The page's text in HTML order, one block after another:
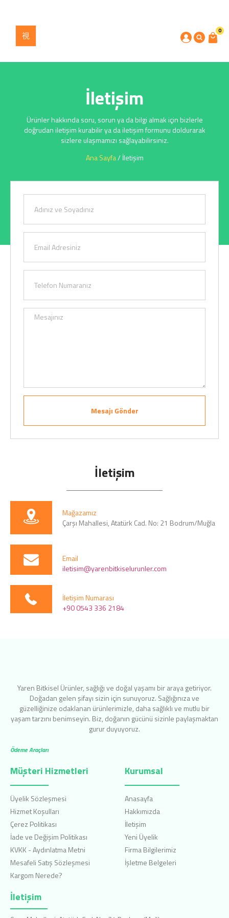
0
İletişim
Ürünler hakkında soru, sorun ya da bilgi almak için bizlerle
doğrudan iletişim kurabilir ya da iletişim formunu doldurarak
sizlere ulaşmamızı sağlayabilirsiniz.
Ana Sayfa/ İletişim
Mesajı Gönder
İletişim
Mağazamız
Çarşı Mahallesi, Atatürk Cad. No: 21 Bodrum/Muğla
Email
iletisim@yarenbitkiselurunler.com
İletişim Numarası
+90 0543 336 2184
Yaren Bitkisel Ürünler, sağlığı ve doğal yaşamı bir araya getiriyor.
Doğadan gelen şifayı sizin için sunuyoruz. Sağlığınıza ve
güzelliğinize odaklanan ürünlerimizle, daha sağlıklı ve mutlu bir
yaşam tarzını benimseyin. Biz, doğanın gücünü sizinle paylaşmaktan
gurur duyuyoruz.
Ödeme Araçları
Müşteri Hizmetleri
Üyelik Sözleşmesi
Hizmet Koşulları
Çerez Politikası
İade ve Değişim Politikası
KVKK - Aydınlatma Metni
Mesafeli Satış Sözleşmesi
Kargom Nerede?
Kurumsal
Anasayfa
Hakkımızda
İletişim
Yeni Üyelik
Firma Bilgilerimiz
İşletme Belgeleri
İletişim